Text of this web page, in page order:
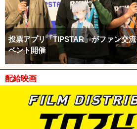
投票アプリ「TIPSTAR」がファン交
ベント開催
配給映画